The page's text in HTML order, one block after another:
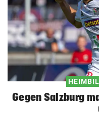
Gegen Salzburg